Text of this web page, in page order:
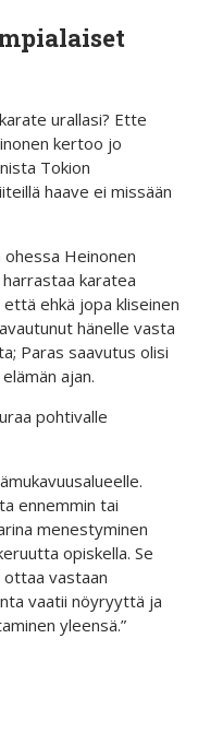
urallasi? Ette
kertoo jo
Tokion
haave ei missään
Heinonen
karatea
ehkä jopa kliseinen
hänelle vasta
Paras saavutus olisi
ajan.
pohtivalle
ennemmin tai
menestyminen
opiskella. Se
vastaan
vaatii nöyryyttä ja
yleensä.”